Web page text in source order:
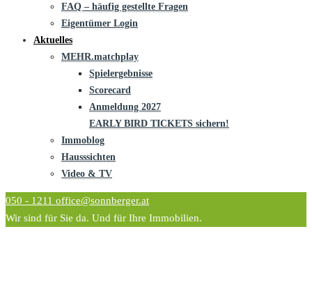
FAQ – häufig gestellte Fragen
Eigentümer Login
Aktuelles
MEHR.matchplay
Spielergebnisse
Scorecard
Anmeldung 2027
EARLY BIRD TICKETS sichern!
Immoblog
Hausssichten
Video & TV
050 - 1211 office@sonnberger.at
Wir sind für Sie da. Und für Ihre Immobilien.